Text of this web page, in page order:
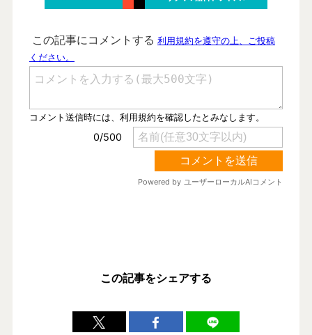
この記事をシェアする